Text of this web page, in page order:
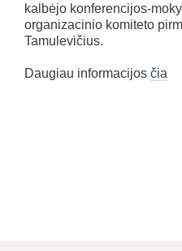
kalbėjo konferencijos-
organizacinio komiteto
Tamulevičius.
Daugiau informacijos čia